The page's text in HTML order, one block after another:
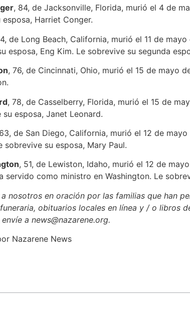
, 84, de Jacksonville, Florida, murió el 4 de
Harriet Conger.
de Long Beach, California, murió el 11 de
esposa, Eng Kim. Le sobrevive su segunda
, 76, de Cincinnati, Ohio, murió el 15 de mayo
, 78, de Casselberry, Florida, murió el 15 de
su esposa, Janet Leonard.
de San Diego, California, murió el 12 de
sobrevive su esposa, Mary Paul.
, 51, de Lewiston, Idaho, murió el 12 de
servido como ministro en Washington. Le
a nosotros en oración por las familias que han
obituarios locales en línea y / o libros
a news@nazarene.org.
Nazarene News